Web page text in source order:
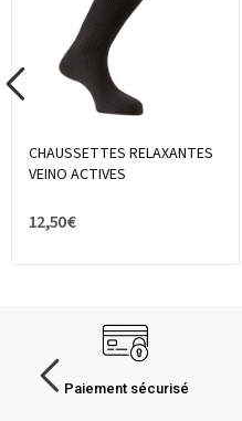
CHAUSSETTES RELAXANTES
VEINO ACTIVES
12,50 €
Paiement sécurisé